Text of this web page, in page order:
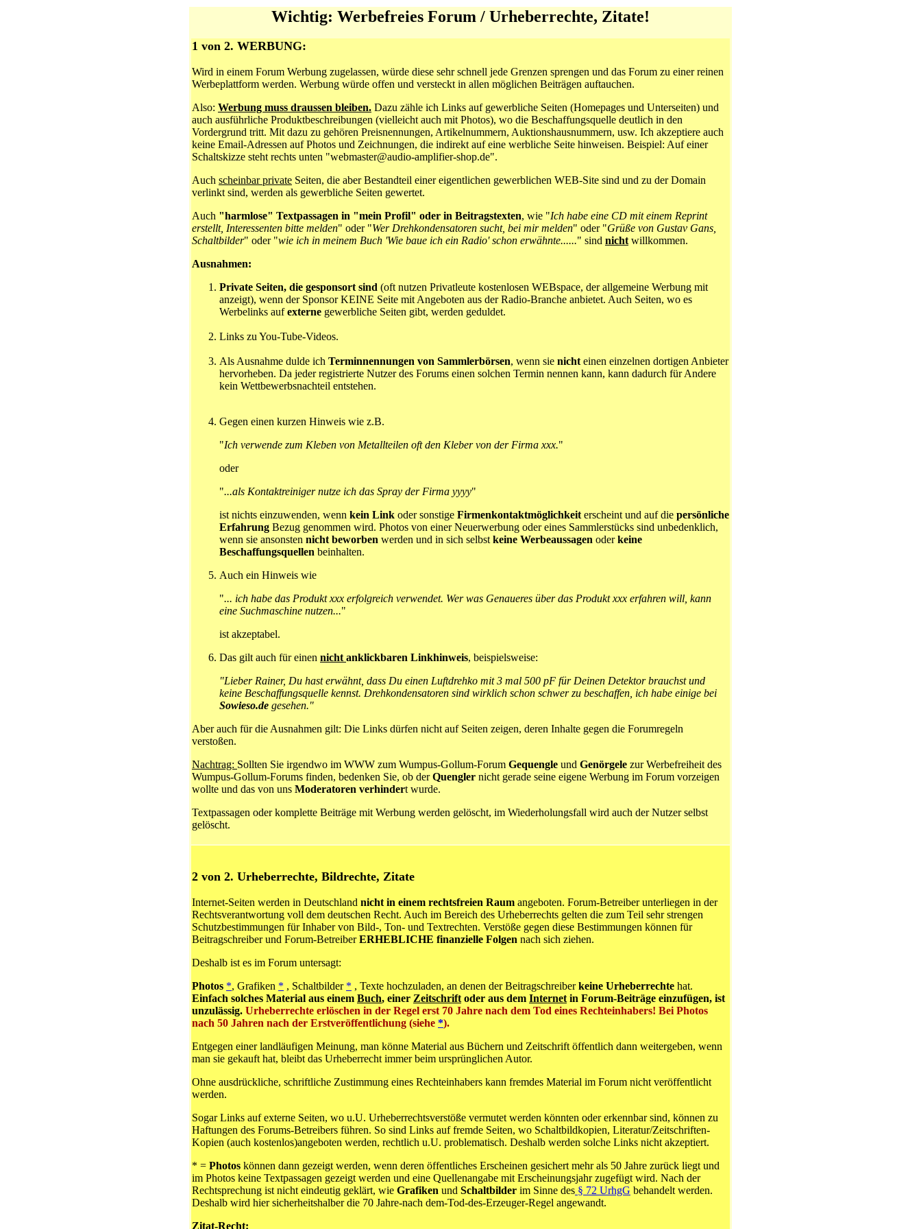
Wichtig: Werbefreies Forum / Urheberrechte, Zitate!
1 von 2. WERBUNG:
Wird in einem Forum Werbung zugelassen, würde diese sehr schnell jede Grenzen sprengen und das Forum zu einer reinen
Werbeplattform werden. Werbung würde offen und versteckt in allen möglichen Beiträgen auftauchen.
Also: Werbung muss draussen bleiben. Dazu zähle ich Links auf gewerbliche Seiten (Homepages und Unterseiten) und
auch ausführliche Produktbeschreibungen (vielleicht auch mit Photos), wo die Beschaffungsquelle deutlich in den
Vordergrund tritt. Mit dazu zu gehören Preisnennungen, Artikelnummern, Auktionshausnummern, usw. Ich akzeptiere auch
keine Email-Adressen auf Photos und Zeichnungen, die indirekt auf eine werbliche Seite hinweisen. Beispiel: Auf einer
Schaltskizze steht rechts unten "webmaster@audio-amplifier-shop.de".
Auch scheinbar private Seiten, die aber Bestandteil einer eigentlichen gewerblichen WEB-Site sind und zu der Domain
verlinkt sind, werden als gewerbliche Seiten gewertet.
Auch "harmlose" Textpassagen in "mein Profil" oder in Beitragstexten, wie "Ich habe eine CD mit einem Reprint
erstellt, Interessenten bitte melden" oder "Wer Drehkondensatoren sucht, bei mir melden" oder "Grüße von Gustav Gans,
Schaltbilder" oder "wie ich in meinem Buch 'Wie baue ich ein Radio' schon erwähnte......" sind nicht willkommen.
Ausnahmen:
Private Seiten, die gesponsort sind (oft nutzen Privatleute kostenlosen WEBspace, der allgemeine Werbung mit
anzeigt), wenn der Sponsor KEINE Seite mit Angeboten aus der Radio-Branche anbietet. Auch Seiten, wo es
Werbelinks aufexterne gewerbliche Seiten gibt, werden geduldet.
Links zu You-Tube-Videos.
Als Ausnahme dulde ich Terminnennungen von Sammlerbörsen, wenn sie nicht einen einzelnen dortigen Anbieter
hervorheben. Da jeder registrierte Nutzer des Forums einen solchen Termin nennen kann, kann dadurch für Andere
kein Wettbewerbsnachteil entstehen.
Gegen einen kurzen Hinweis wie z.B.
"Ich verwende zum Kleben von Metallteilen oft den Kleber von der Firma xxx."
oder
"...als Kontaktreiniger nutze ich das Spray der Firma yyyy"
ist nichts einzuwenden, wenn kein Link oder sonstige Firmenkontaktmöglichkeit erscheint und auf die persönliche
Erfahrung Bezug genommen wird. Photos von einer Neuerwerbung oder eines Sammlerstücks sind unbedenklich,
wenn sie ansonsten nicht beworben werden und in sich selbst keine Werbeaussagen oderkeine
Beschaffungsquellen beinhalten.
Auch ein Hinweis wie
"... ich habe das Produkt xxx erfolgreich verwendet. Wer was Genaueres über das Produkt xxx erfahren will, kann
eine Suchmaschine nutzen..."
ist akzeptabel.
Das gilt auch für einen nicht anklickbaren Linkhinweis, beispielsweise:
"Lieber Rainer, Du hast erwähnt, dass Du einen Luftdrehko mit 3 mal 500 pF für Deinen Detektor brauchst und
keine Beschaffungsquelle kennst. Drehkondensatoren sind wirklich schon schwer zu beschaffen, ich habe einige bei
Sowieso.de gesehen."
Aber auch für die Ausnahmen gilt: Die Links dürfen nicht auf Seiten zeigen, deren Inhalte gegen die Forumregeln
verstoßen.
Nachtrag: Sollten Sie irgendwo im WWW zum Wumpus-Gollum-Forum Gequengle und Genörgele zur Werbefreiheit des
Wumpus-Gollum-Forums finden, bedenken Sie, ob derQuengler nicht gerade seine eigene Werbung im Forum vorzeigen
wollte und das von uns Moderatoren verhindert wurde.
Textpassagen oder komplette Beiträge mit Werbung werden gelöscht, im Wiederholungsfall wird auch der Nutzer selbst
gelöscht.
2 von 2. Urheberrechte, Bildrechte, Zitate
Internet-Seiten werden in Deutschland nicht in einem rechtsfreien Raum angeboten. Forum-Betreiber unterliegen in der
Rechtsverantwortung voll dem deutschen Recht. Auch im Bereich des Urheberrechts gelten die zum Teil sehr strengen
Schutzbestimmungen für Inhaber von Bild-, Ton- und Textrechten. Verstöße gegen diese Bestimmungen können für
Beitragschreiber und Forum-BetreiberERHEBLICHE finanzielle Folgen nach sich ziehen.
Deshalb ist es im Forum untersagt:
Photos *, Grafiken * , Schaltbilder * , Texte hochzuladen, an denen der Beitragschreiberkeine Urheberrechte hat.
Einfach solches Material aus einem Buch, einer Zeitschrift oder aus dem Internet in Forum-Beiträge einzufügen, ist
unzulässig. Urheberrechte erlöschen in der Regel erst 70 Jahre nach dem Tod eines Rechteinhabers! Bei Photos
nach 50 Jahren nach der Erstveröffentlichung (siehe *).
Entgegen einer landläufigen Meinung, man könne Material aus Büchern und Zeitschrift öffentlich dann weitergeben, wenn
man sie gekauft hat, bleibt das Urheberrecht immer beim ursprünglichen Autor.
Ohne ausdrückliche, schriftliche Zustimmung eines Rechteinhabers kann fremdes Material im Forum nicht veröffentlicht
werden.
Sogar Links auf externe Seiten, wo u.U. Urheberrechtsverstöße vermutet werden könnten oder erkennbar sind, können zu
Haftungen des Forums-Betreibers führen. So sind Links auf fremde Seiten, wo Schaltbildkopien, Literatur/Zeitschriften-
Kopien (auch kostenlos)angeboten werden, rechtlich u.U. problematisch. Deshalb werden solche Links nicht akzeptiert.
* = Photos können dann gezeigt werden, wenn deren öffentliches Erscheinen gesichert mehr als 50 Jahre zurück liegt und
im Photos keine Textpassagen gezeigt werden und eine Quellenangabe mit Erscheinungsjahr zugefügt wird. Nach der
Rechtsprechung ist nicht eindeutig geklärt, wie Grafiken und Schaltbilder im Sinne des § 72 UrhgG behandelt werden.
Deshalb wird hier sicherheitshalber die 70 Jahre-nach dem-Tod-des-Erzeuger-Regel angewandt.
Zitat-Recht: